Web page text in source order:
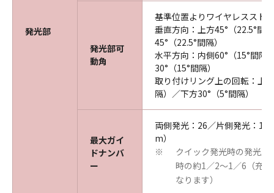
発光部
発光部可
動角
基準位置よりワイヤレススト
垂直方向：上方45°（22.5°間
45°（22.5°間隔）
水平方向：内側60°（15°間隔
30°（15°間隔）
取り付けリング上の回転：上
隔）／下方30°（5°間隔）
最大ガイ
ドナンバ
ー
両側発光：26／片側発光：
m）
※
クイック発光時の発光量
時の約1／2～1／6（充
なります）